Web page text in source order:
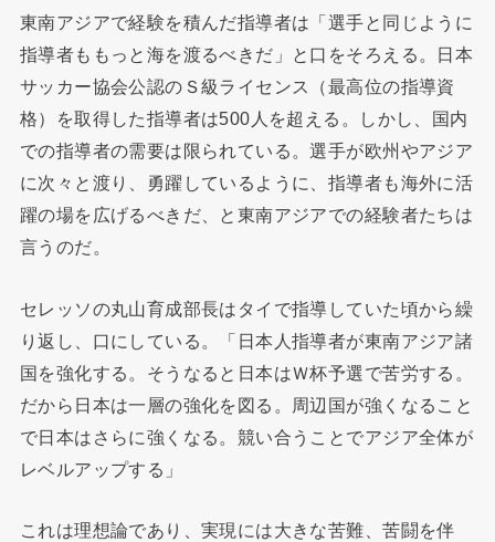
東南アジアで経験を積んだ指導者は「選手と同じように
指導者ももっと海を渡るべきだ」と口をそろえる。日本
サッカー協会公認のＳ級ライセンス（最高位の指導資
格）を取得した指導者は500人を超える。しかし、国内
での指導者の需要は限られている。選手が欧州やアジア
に次々と渡り、勇躍しているように、指導者も海外に活
躍の場を広げるべきだ、と東南アジアでの経験者たちは
言うのだ。
セレッソの丸山育成部長はタイで指導していた頃から繰
り返し、口にしている。「日本人指導者が東南アジア諸
国を強化する。そうなると日本はＷ杯予選で苦労する。
だから日本は一層の強化を図る。周辺国が強くなること
で日本はさらに強くなる。競い合うことでアジア全体が
レベルアップする」
これは理想論であり、実現には大きな苦難、苦闘を伴